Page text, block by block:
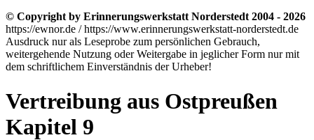
© Copyright by Erinnerungswerkstatt Norderstedt 2004 - 2026
https://ewnor.de / https://www.erinnerungswerkstatt-norderstedt.de
Ausdruck nur als Leseprobe zum persönlichen Gebrauch,
weitergehende Nutzung oder Weitergabe in jeglicher Form nur mit
dem schriftlichem Einverständnis der Urheber!
Vertreibung aus Ostpreußen
Kapitel 9